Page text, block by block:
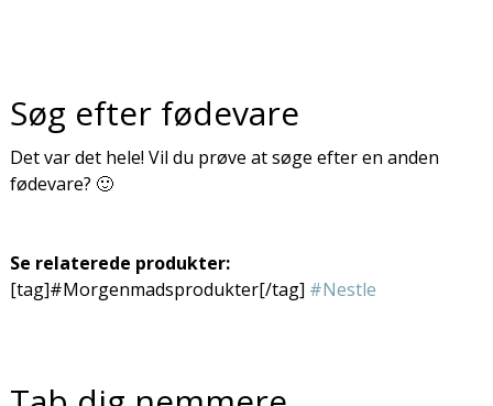
Søg efter fødevare
Det var det hele! Vil du prøve at søge efter en anden
fødevare? 🙂
Se relaterede produkter:
[tag]#Morgenmadsprodukter[/tag] #Nestle